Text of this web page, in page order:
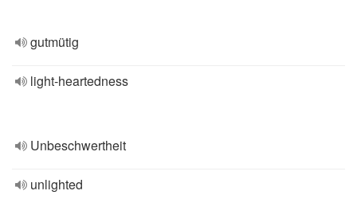
gutmütig
light-heartedness
Unbeschwertheit
unlighted